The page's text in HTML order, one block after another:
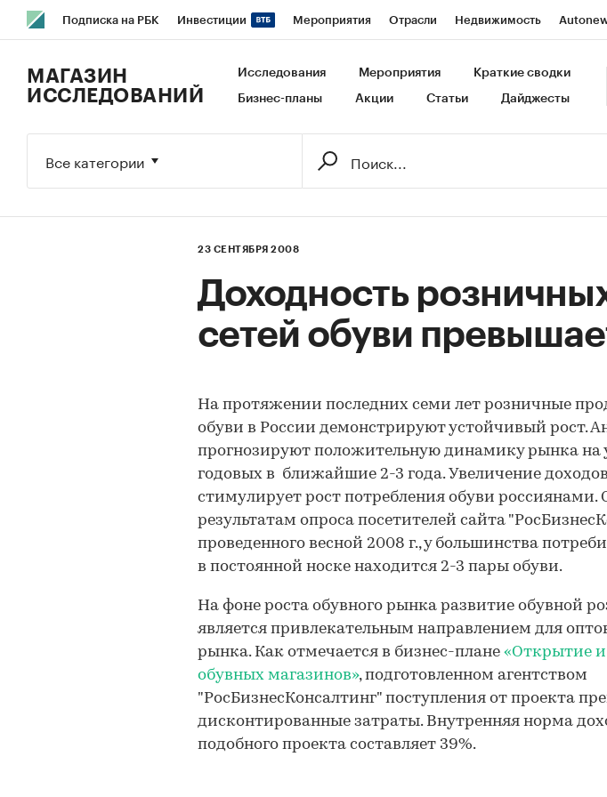
Подписка на РБК Инвестиции Мероприятия Отрасли Недвижимость
Исследования Кредитные рейтинги Франшизы Газета Спецпроекты СПб
МАГАЗИН
ИССЛЕДОВАНИЙ
Исследования Мероприятия Краткие сводки
Бизнес-планы Акции Статьи Дайджесты
Все категории
23 СЕНТЯБРЯ 2008
Доходность
сетей обуви
На протяжении последних семи лет розничные
обуви в России демонстрируют устойчивый рост.
прогнозируют положительную динамику рынка на
годовых в ближайшие 2-3 года. Увеличение
стимулирует рост потребления обуви россиянами.
результатам опроса посетителей сайта
проведенного весной 2008 г., у большинства
в постоянной носке находится 2-3 пары обуви.
На фоне роста обувного рынка развитие обувной
является привлекательным направлением для
рынка. Как отмечается в бизнес-плане «Открытие и
обувных магазинов», подготовленном агентством
"РосБизнесКонсалтинг" поступления от проекта
дисконтированные затраты. Внутренняя норма
подобного проекта составляет 39%.